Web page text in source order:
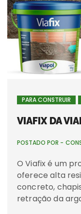
PARA CONSTRUIR
VIAFIX DA
POSTADO POR -
O Viafix é um
oferece alta
concreto,
retração da